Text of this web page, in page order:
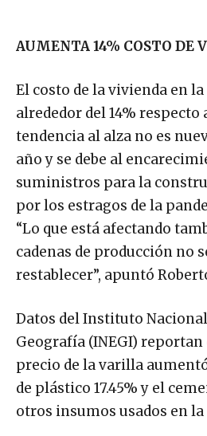
AUMENTA 14% COSTO DE
El costo de la vivienda en
alrededor del 14% respecto
tendencia al alza no es
año y se debe al
suministros para la
por los estragos de la
“Lo que está afectando
cadenas de producción no
restablecer”, apuntó
Datos del Instituto
Geografía (INEGI)
precio de la varilla aumentó
de plástico 17.45% y el
otros insumos usados en